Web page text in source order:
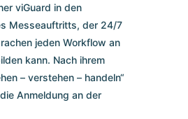
viGuard in den
Messeauftritts, der 24/7
jeden Workflow an
kann. Nach ihrem
– verstehen – handeln“
Anmeldung an der